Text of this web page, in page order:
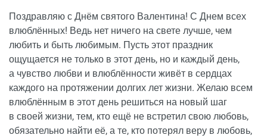
Поздравляю с Днём святого Валентина! С Днем всех
влюблённых! Ведь нет ничего на свете лучше, чем
любить и быть любимым. Пусть этот праздник
ощущается не только в этот день, но и каждый день,
а чувство любви и влюблённости живёт в сердцах
каждого на протяжении долгих лет жизни. Желаю всем
влюблённым в этот день решиться на новый шаг
в своей жизни, тем, кто ещё не встретил свою любовь,
обязательно найти её, а те, кто потерял веру в любовь,